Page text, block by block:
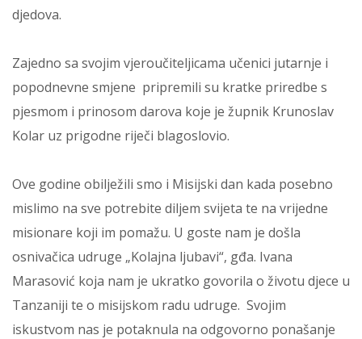
djedova.
Zajedno sa svojim vjeroučiteljicama učenici jutarnje i
popodnevne smjene pripremili su kratke priredbe s
pjesmom i prinosom darova koje je župnik Krunoslav
Kolar uz prigodne riječi blagoslovio.
Ove godine obilježili smo i Misijski dan kada posebno
mislimo na sve potrebite diljem svijeta te na vrijedne
misionare koji im pomažu. U goste nam je došla
osnivačica udruge „Kolajna ljubavi“, gđa. Ivana
Marasović koja nam je ukratko govorila o životu djece u
Tanzaniji te o misijskom radu udruge. Svojim
iskustvom nas je potaknula na odgovorno ponašanje